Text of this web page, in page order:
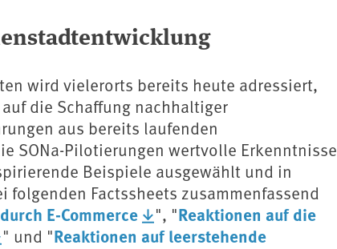
wird vielerorts bereits heute adressiert,
die Schaffung nachhaltiger
aus bereits laufenden
SONa-Pilotierungen wertvolle Erkenntnisse
Beispiele ausgewählt und in
Factssheets zusammenfassend
E-Commerce ", "Reaktionen auf die
" und "Reaktionen auf leerstehende